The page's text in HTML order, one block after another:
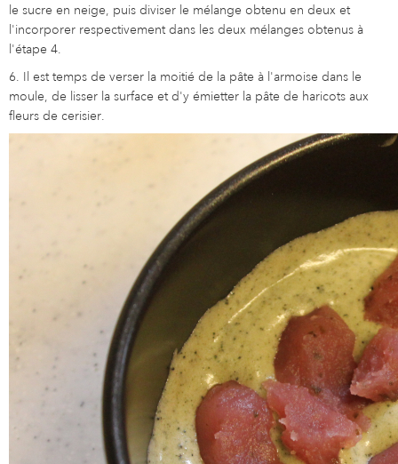
le sucre en neige, puis diviser le mélange obtenu en deux et
l'incorporer respectivement dans les deux mélanges obtenus à
l'étape 4.
6. Il est temps de verser la moitié de la pâte à l'armoise dans le
moule, de lisser la surface et d'y émietter la pâte de haricots aux
fleurs de cerisier.